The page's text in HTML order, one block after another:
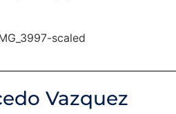
Vazquez